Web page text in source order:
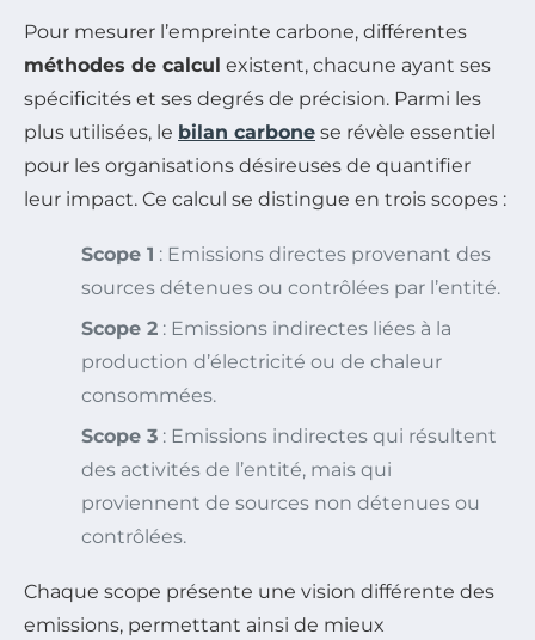
Pour mesurer l’empreinte carbone, différentes
méthodes de calcul existent, chacune ayant ses
spécificités et ses degrés de précision. Parmi les
plus utilisées, le bilan carbone se révèle essentiel
pour les organisations désireuses de quantifier
leur impact. Ce calcul se distingue en trois scopes :
Scope 1 : Emissions directes provenant des
sources détenues ou contrôlées par l’entité.
Scope 2 : Emissions indirectes liées à la
production d’électricité ou de chaleur
consommées.
Scope 3 : Emissions indirectes qui résultent
des activités de l’entité, mais qui
proviennent de sources non détenues ou
contrôlées.
Chaque scope présente une vision différente des
emissions, permettant ainsi de mieux